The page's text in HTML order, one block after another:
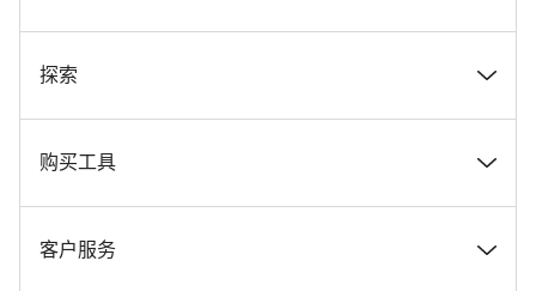
奖项
在 Canyon 工作
Canyon 新闻发布室
探索
新闻和故事
提示和建议
购买工具
找到您梦寐以求的 Canyon 自行车
客户服务